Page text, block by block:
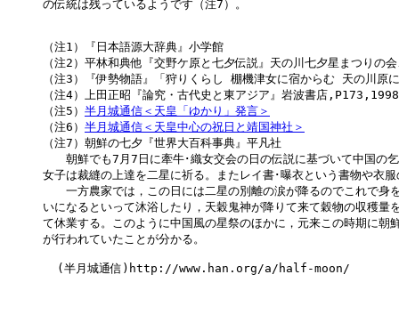
の伝統は残っているようです（注7）。
（注1）『日本語源大辞典』小学館
（注2）平林和典他『交野ケ原と七夕伝説』天の川七夕星まつりの
（注3）『伊勢物語』「狩りくらし 棚機津女に宿からむ 天の川原
（注4）上田正昭『論究・古代史と東アジア』岩波書店,P173,1998
（注5） 半月城通信＜天皇「ゆかり」発言＞
（注6） 半月城通信＜天皇中心の祝日と靖国神社＞
（注7）朝鮮の七夕『世界大百科事典』平凡社
朝鮮でも7月7日に牽牛･織女交会の日の伝説に基づいて中国の
女子は裁縫の上達を二星に祈る。またレイ書･曝衣という書物や衣
一方農家では，この日には二星の別離の涙が降るのでこれで身
いになるといって沐浴したり，天穀鬼神が降りて来て穀物の収穫量
て休業する。このように中国風の星祭のほかに，元来この時期に朝
が行われていたことが分かる。
  (半月城通信)http://www.han.org/a/half-moon/